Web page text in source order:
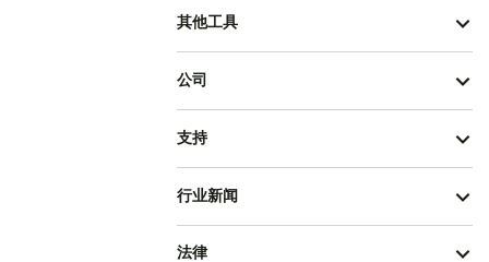
其他工具
公司
支持
行业新闻
法律